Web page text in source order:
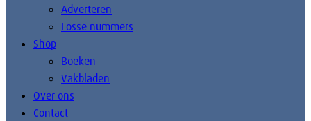
Adverteren
Losse nummers
Shop
Boeken
Vakbladen
Over ons
Contact